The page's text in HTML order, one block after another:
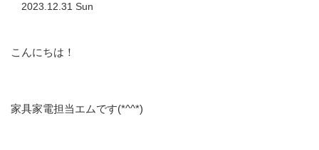
2023.12.31 Sun
こんにちは！
家具家電担当エムです(*^^*)